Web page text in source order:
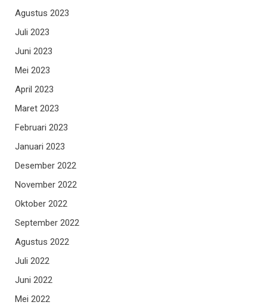
Agustus 2023
Juli 2023
Juni 2023
Mei 2023
April 2023
Maret 2023
Februari 2023
Januari 2023
Desember 2022
November 2022
Oktober 2022
September 2022
Agustus 2022
Juli 2022
Juni 2022
Mei 2022